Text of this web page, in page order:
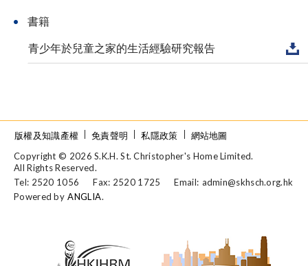
書籍
青少年於兒童之家的生活經驗研究報告
版權及知識產權 免責聲明 私隱政策
網站地圖
Copyright © 2026 S.K.H. St. Christopher's Home Limited.
All Rights Reserved.
Tel: 2520 1056
Fax: 2520 1725 Email: admin@skhsch.org.hk
Powered by ANGLIA.